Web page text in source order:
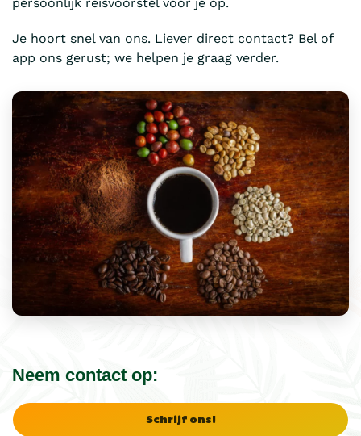
Je hoort snel van ons. Liever direct contact? Bel of
app ons gerust; we helpen je graag verder.
Neem contact op:
Schrijf ons!